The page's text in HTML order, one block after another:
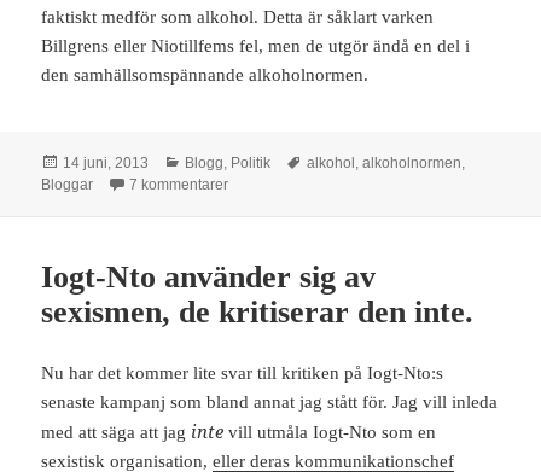
faktiskt medför som alkohol. Detta är såklart varken
Billgrens eller Niotillfems fel, men de utgör ändå en del i
den samhällsomspännande alkoholnormen.
Postat
14 juni, 2013 Kategorier
Blogg, Politik Taggar
alkohol ,alkoholnormen,
Bloggar
7 kommentarertill Om hur alkohol porträtteras i bloggar och
Iogt-Nto använder sig av
sexismen, de kritiserar den inte.
Nu har det kommer lite svar till kritiken på Iogt-Nto:s
senaste kampanj som bland annat jag stått för. Jag vill inleda
med att säga att jag inte vill utmåla Iogt-Nto som en
sexistisk organisation,eller deras kommunikationschef